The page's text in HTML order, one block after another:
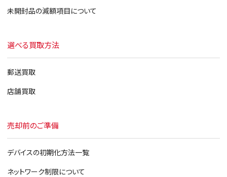
未開封品の減額項目について
選べる買取方法
郵送買取
店舗買取
売却前のご準備
デバイスの初期化方法一覧
ネットワーク制限について